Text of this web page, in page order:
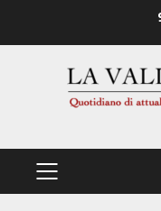
PRIMÄRES